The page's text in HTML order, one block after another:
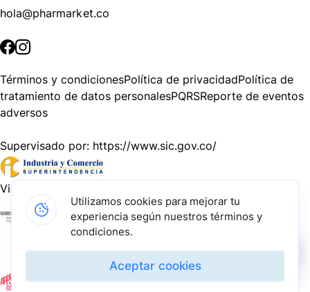
hola@pharmarket.co
Términos y condicionesPolítica de privacidadPolítica de
tratamiento de datos personalesPQRSReporte de eventos
adversos
Supervisado por: https://www.sic.gov.co/
Vigilado por:
Gracias a nuestros impulsadores, podemos presentarte la
solución tecnológica más avanzada para resolver los
desafíos farmacéuticos de la actualidad.
Utilizamos cookies para mejorar tu
experiencia según nuestros términos y
condiciones.
Aceptar cookies